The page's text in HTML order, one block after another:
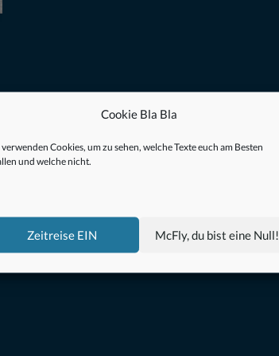
Cookie Bla Bla
Cookies, um zu sehen, welche Texte euch am Besten
und welche nicht.
Zeitreise EIN McFly, du bist eine Null!